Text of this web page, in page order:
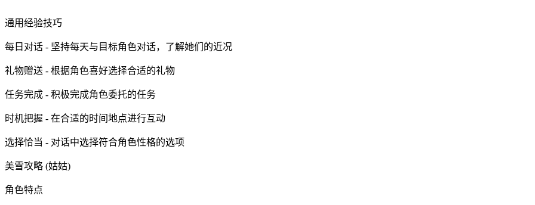
通用经验技巧
每日对话 - 坚持每天与目标角色对话，了解她们的近况
礼物赠送 - 根据角色喜好选择合适的礼物
任务完成 - 积极完成角色委托的任务
时机把握 - 在合适的时间地点进行互动
选择恰当 - 对话中选择符合角色性格的选项
美雪攻略 (姑姑)
角色特点